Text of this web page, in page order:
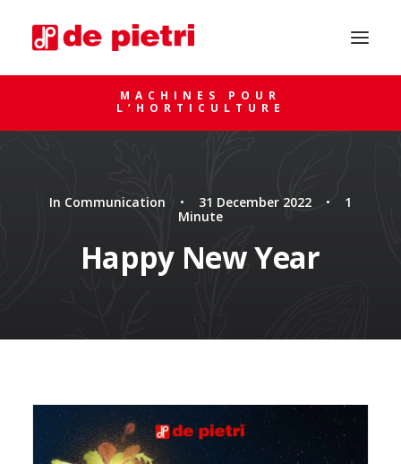
DEMANDE DE CONSEIL
MACHINES POUR
L’HORTICULTURE
In Communication • 31 December 2022 •
1
Minute
Happy New Year